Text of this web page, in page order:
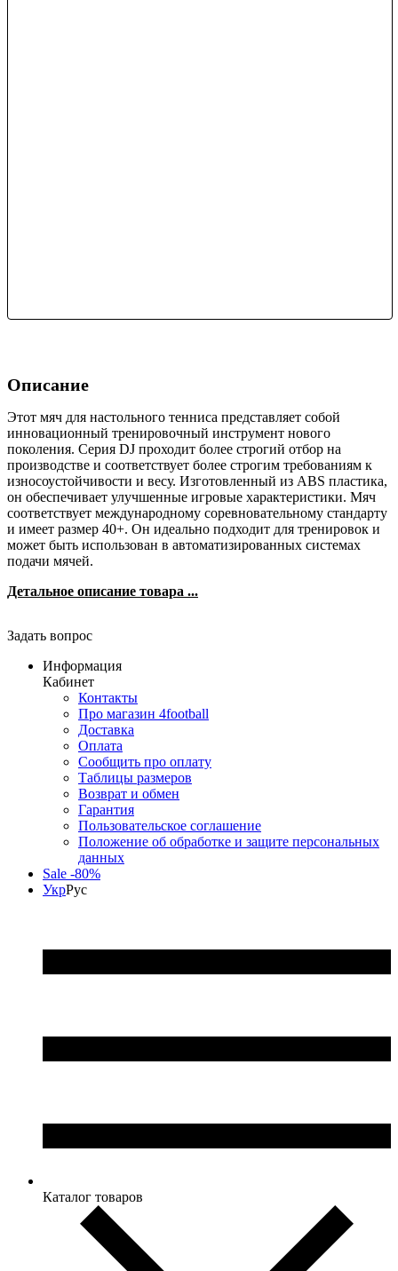
Описание
Этот мяч для настольного тенниса представляет собой
инновационный тренировочный инструмент нового
поколения. Серия DJ проходит более строгий отбор на
производстве и соответствует более строгим требованиям к
износоустойчивости и весу. Изготовленный из ABS пластика,
он обеспечивает улучшенные игровые характеристики. Мяч
соответствует международному соревновательному стандарту
и имеет размер 40+. Он идеально подходит для тренировок и
может быть использован в автоматизированных системах
подачи мячей.
Детальное описание товара ...
Задать вопрос
Информация
Кабинет
Контакты
Про магазин 4football
Доставка
Оплата
Сообщить про оплату
Таблицы размеров
Возврат и обмен
Гарантия
Пользовательское соглашение
Положение об обработке и защите персональных
данных
Sale -80%
УкрРус
Каталог товаров